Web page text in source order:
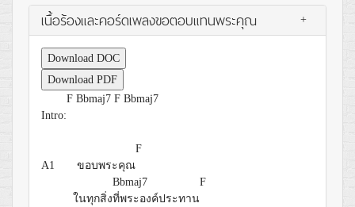
เนื้อร้องและคอร์ดเพลงขอตอบแทนพระคุณ +
Download DOC
Download PDF
F Bbmaj7 F Bbmaj7
Intro:
F
A1 ขอบพระคุณ
Bbmaj7
F
ในทุกสิ่งที่พระองค์ประทาน